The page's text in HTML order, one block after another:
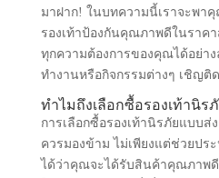
มาฝาก! ในบทความนี้เราจะพา
รองเท้าป้องกันคุณภาพดีในราค
ทุกความต้องการของคุณได้อย่า
ทำงานหรือกิจกรรมต่างๆ เชิญติ
ทำไมถึงเลือกซื้อรองเท้านิร
การเลือกซื้อรองเท้านิรภัยแบบ
ควรมองข้าม ไม่เพียงแต่ช่วยปร
ได้ว่าคุณจะได้รับสินค้าคุณภาพดี